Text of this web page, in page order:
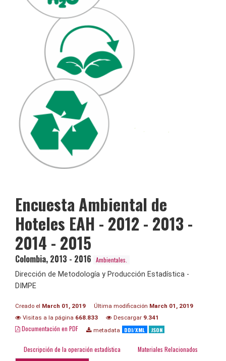
Encuesta Ambiental de
Hoteles EAH - 2012 - 2013 -
2014 - 2015
Colombia, 2013 - 2016 Ambientales.
Dirección de Metodología y Producción Estadística -
DIMPE
Creado el March 01, 2019 Última modificación March 01, 2019
Visitas a la página 668.833 Descargar 9.341
Documentación en PDF metadata DDI/XML JSON
Descripción de la operación estadística Materiales Relacionados